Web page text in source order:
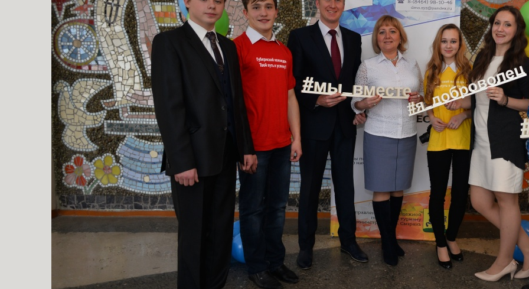
Основные сведения
Структура и органы управления
образовательной организацией
Документы
Образование
Руководство
Педагогический состав
Материально-техническое
обеспечение и оснащенность
образовательного процесса.
Доступная среда
Платные образовательные услуги
Финансово-хозяйственная
деятельность
Вакантные места для приема
(перевода) обучающихся
Приемная
приёма
Условия
Перечень
для
Перечень
испытаний
Приём
форме
осмотр